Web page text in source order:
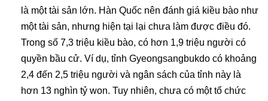
là một tài sản lớn. Hàn Quốc nên đánh giá kiều bào như
một tài sản, nhưng hiện tại lại chưa làm được điều đó.
Trong số 7,3 triệu kiều bào, có hơn 1,9 triệu người có
quyền bầu cử. Ví dụ, tỉnh Gyeongsangbukdo có khoảng
2,4 đến 2,5 triệu người và ngân sách của tỉnh này là
hơn 13 nghìn tỷ won. Tuy nhiên, chưa có một tổ chức